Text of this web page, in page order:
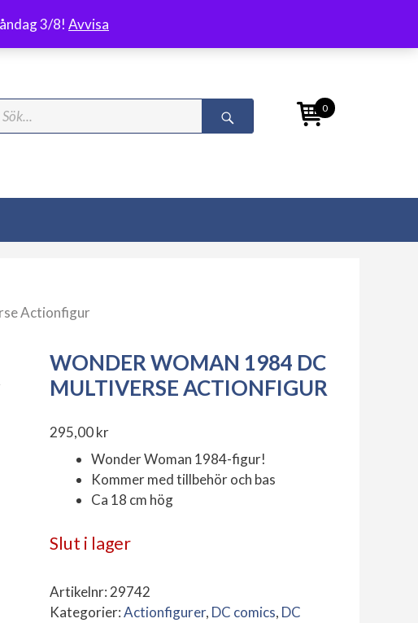
3/8! Avvisa
Search
0
Actionfigur
WONDER WOMAN 1984 DC
MULTIVERSE ACTIONFIGUR
295,00kr
Wonder Woman 1984-figur!
Kommer med tillbehör och bas
Ca 18 cm hög
Slut i lager
Artikelnr:29742
Kategorier:Actionfigurer, DC comics, DC